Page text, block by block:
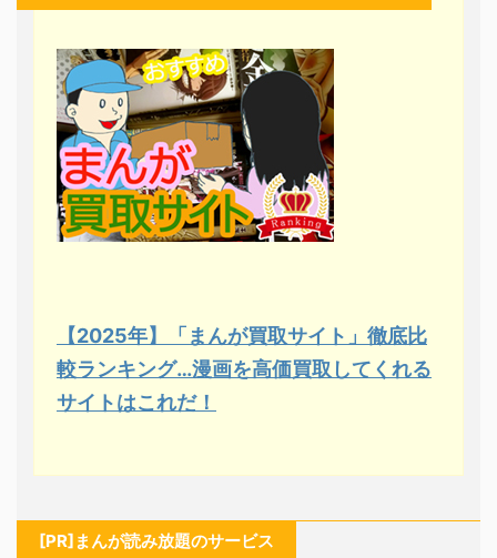
【2025年】「まんが買取サイト」徹底比
較ランキング…漫画を高価買取してくれる
サイトはこれだ！
[PR]まんが読み放題のサービス